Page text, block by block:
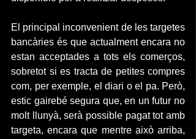
El principal inconvenient de les targetes
bancàries és que actualment encara no
estan acceptades a tots els comerços,
sobretot si es tracta de petites compres
com, per exemple, el diari o el pa. Però,
estic gairebé segura que, en un futur no
molt llunyà, serà possible pagat tot amb
targeta, encara que mentre això arriba,